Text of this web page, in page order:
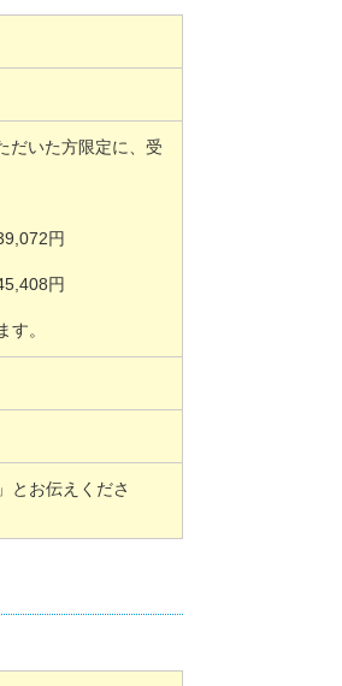
だいた方限定に、受
円
円
。
とお伝えくださ